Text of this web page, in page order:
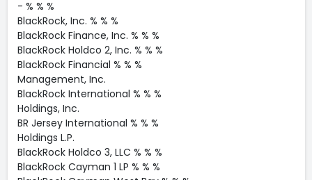
- % % %
BlackRock, Inc. % % %
BlackRock Finance, Inc. % % %
BlackRock Holdco 2, Inc. % % %
BlackRock Financial % % %
Management, Inc.
BlackRock International % % %
Holdings, Inc.
BR Jersey International % % %
Holdings L.P.
BlackRock Holdco 3, LLC % % %
BlackRock Cayman 1 LP % % %